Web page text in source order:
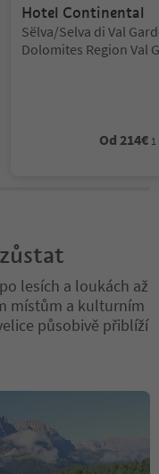
Hotel Continental
Lokalita:
Sëlva/Selva di Val
Dolomites Region Val
Od 214€
lesích a loukách až
místům a kulturním
působivě přiblíží